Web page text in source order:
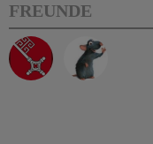
FREUNDE